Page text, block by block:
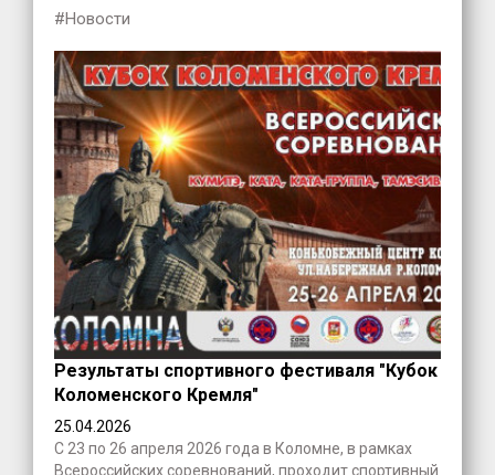
#Новости
Результаты спортивного фестиваля "Кубок
Коломенского Кремля"
25.04.2026
С 23 по 26 апреля 2026 года в Коломне, в рамках
Всероссийских соревнований, проходит спортивный